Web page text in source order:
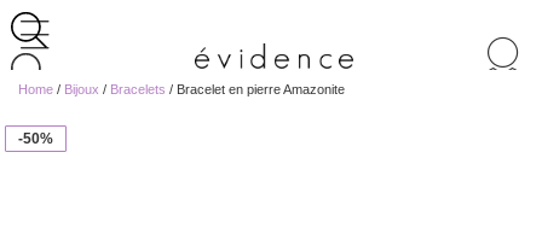
de
Home / Bijoux / Bracelets / Bracelet en pierre Amazonite
-50%